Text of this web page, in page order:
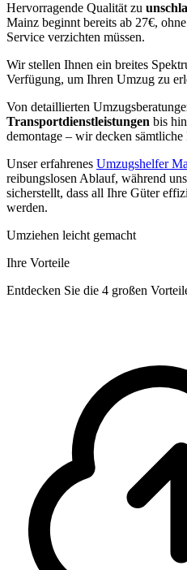
Hervorragende Qualität zu
Mainz beginnt bereits ab 27€,
Service verzichten müssen.
Wir stellen Ihnen ein breites
Verfügung, um Ihren Umzug zu
Von detaillierten
Transportdienstleistungen bis
demontage – wir decken
Unser erfahrenes Umzugshelfer
reibungslosen Ablauf, während
sicherstellt, dass all Ihre Güter
werden.
Umziehen leicht gemacht
Ihre Vorteile
Entdecken Sie die 4 großen